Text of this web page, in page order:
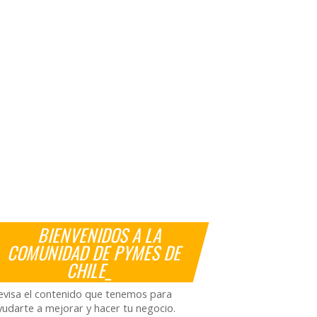
BIENVENIDOS A LA
COMUNIDAD DE PYMES DE
CHILE_
el contenido que tenemos para
a mejorar y hacer tu negocio.